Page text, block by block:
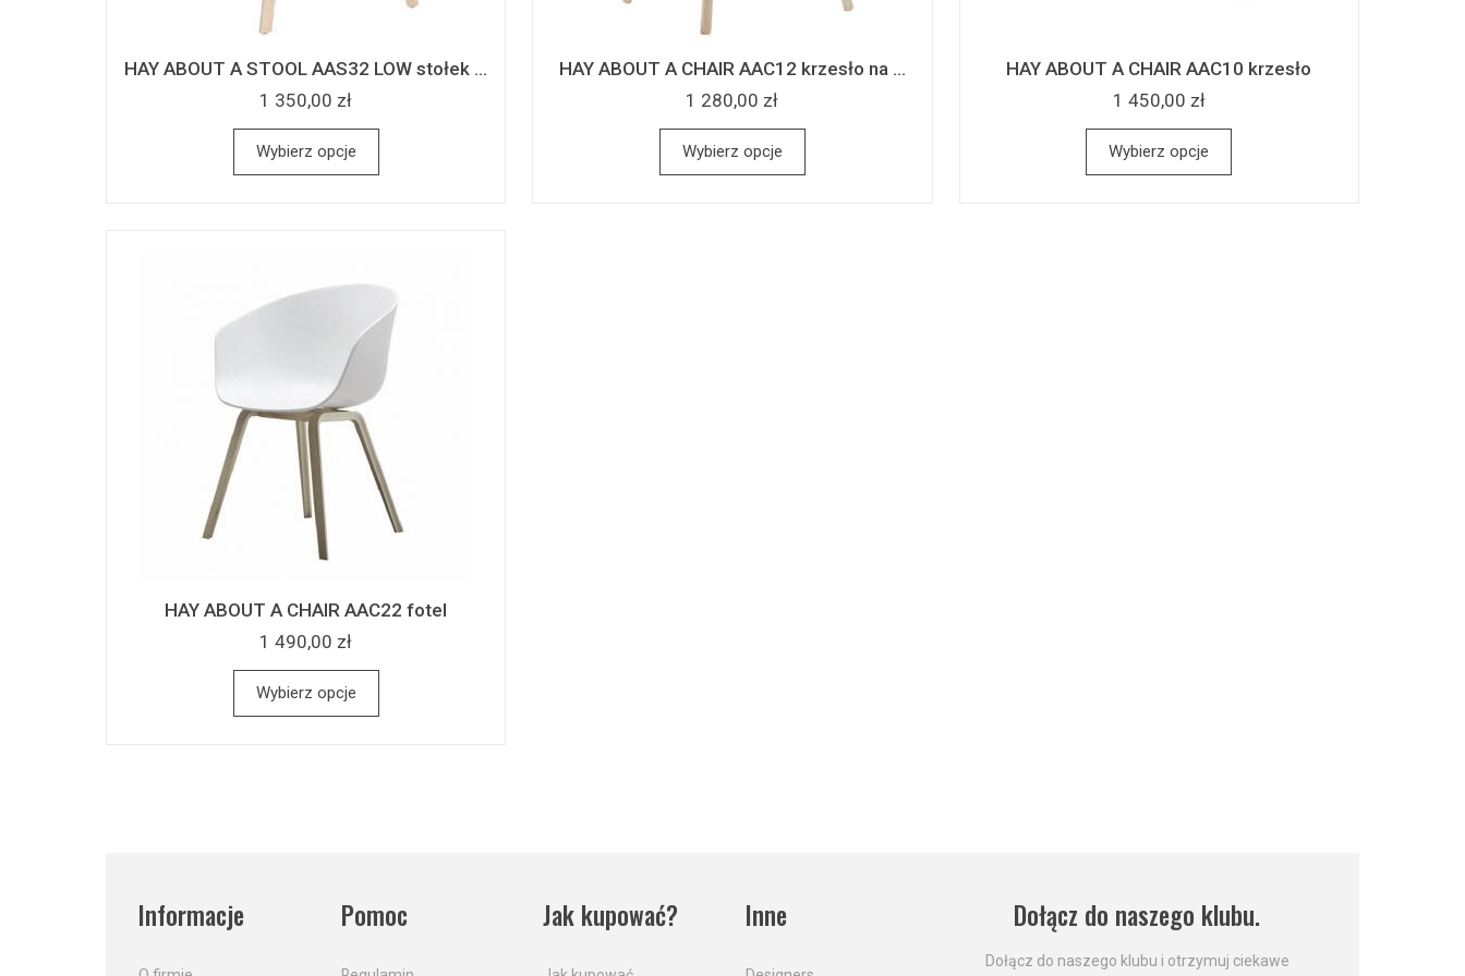
HAY ABOUT A STOOL AAS32 LOW stołek ...
1 350,00 zł
Wybierz opcje
HAY ABOUT A CHAIR AAC12 krzesło na ...
1 280,00 zł
Wybierz opcje
HAY ABOUT A CHAIR AAC10 krzesło
1 450,00 zł
Wybierz opcje
HAY ABOUT A CHAIR AAC22 fotel
1 490,00 zł
Wybierz opcje
Informacje Pomoc Jak kupować? Inne Dołącz do naszego klubu.
Dołącz do naszego klubu i otrzymuj ciekawe